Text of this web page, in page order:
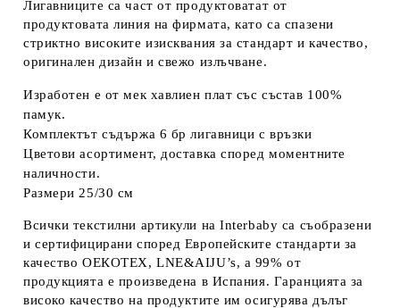
Лигавниците са част от продуктоватат от
продуктовата линия на фирмата, като са спазени
стриктно високите изисквания за стандарт и качество,
оригинален дизайн и свежо излъчване.
Изработен е от мек хавлиен плат със състав 100%
памук.
Комплектът съдържа 6 бр лигавници с връзки
Цветови асортимент, доставка според моментните
наличности.
Размери 25/30 см
Всички текстилни артикули на Interbaby са съобразени
и сертифицирани според Европейските стандарти за
качество ОЕКОТЕX, LNE&AIJU’s, а 99% от
продукцията е произведена в Испания. Гаранцията за
високо качество на продуктите им осигурява дълъг